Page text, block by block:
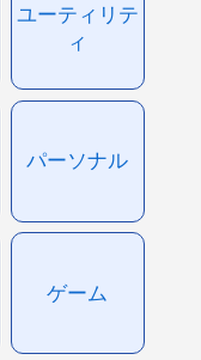
ユーティリテ
ィ
パーソナル
ゲーム